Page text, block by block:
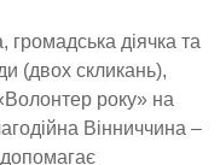
громадська діячка та
(двох скликань),
року» на
Вінниччина –